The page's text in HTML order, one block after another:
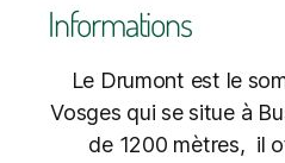
Informations
Le Drumont est le
Vosges qui se situe à
de 1200 mètres, il